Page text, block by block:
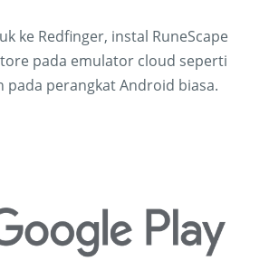
ke Redfinger, instal RuneScape
pada emulator cloud seperti
pada perangkat Android biasa.